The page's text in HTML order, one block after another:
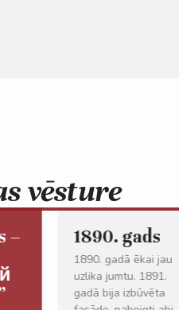
vēsture
–
1890. gads
1890. gadā ēkai jau
uzlika jumtu. 1891.
gadā bija izbūvēta